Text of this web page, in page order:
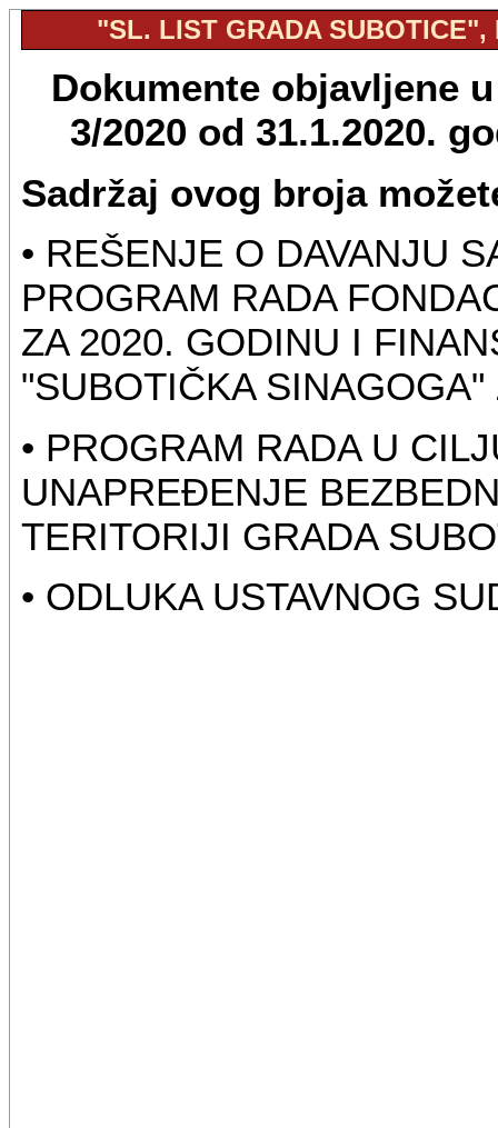
"SL. LIST GRADA SUBOTICE",
Dokumente objavljene
3/2020 od 31.1.2020.
Sadržaj ovog broja
• REŠENJE O DAVANJU
PROGRAM RADA
ZA 2020. GODINU I
"SUBOTIČKA
• PROGRAM RADA U
UNAPREĐENJE
TERITORIJI GRADA
• ODLUKA USTAVNOG